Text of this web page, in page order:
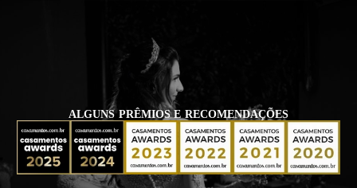
ALGUNS PRÊMIOS E RECOMENDAÇÕES